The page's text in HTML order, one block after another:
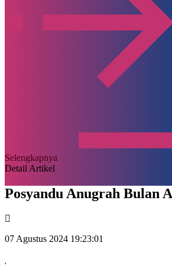
Selengkapnya
Detail Artikel
Posyandu Anugrah Bulan
07 Agustus 2024 19:23:01